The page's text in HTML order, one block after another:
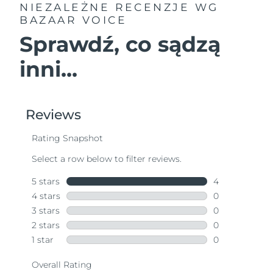
NIEZALEŻNE RECENZJE
WG
BAZAAR VOICE
Sprawdź, co sądzą
inni...